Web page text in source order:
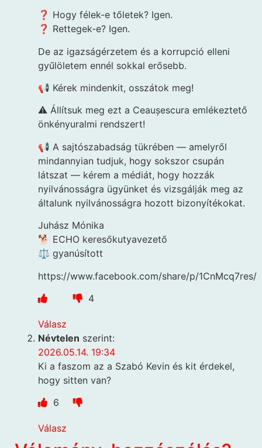
❓ Hogy félek-e tőletek? Igen.
❓ Rettegek-e? Igen.
De az igazságérzetem és a korrupció elleni
gyűlöletem ennél sokkal erősebb.
📢 Kérek mindenkit, osszátok meg!
⚠️ Állítsuk meg ezt a Ceaușescura emlékeztető
önkényuralmi rendszert!
📢 A sajtószabadság tükrében — amelyről
mindannyian tudjuk, hogy sokszor csupán
látszat — kérem a médiát, hogy hozzák
nyilvánosságra ügyünket és vizsgálják meg az
általunk nyilvánosságra hozott bizonyítékokat.
Juhász Mónika
🐕 ECHO keresőkutyavezető
⚖️ gyanúsított
https://www.facebook.com/share/p/1CnMcq7res/
4
Válasz
Névtelen szerint:
2026.05.14. 19:34
Ki a faszom az a Szabó Kevin és kit érdekel,
hogy sitten van?
6
Válasz